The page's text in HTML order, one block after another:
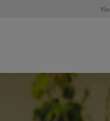
tussenpersoon